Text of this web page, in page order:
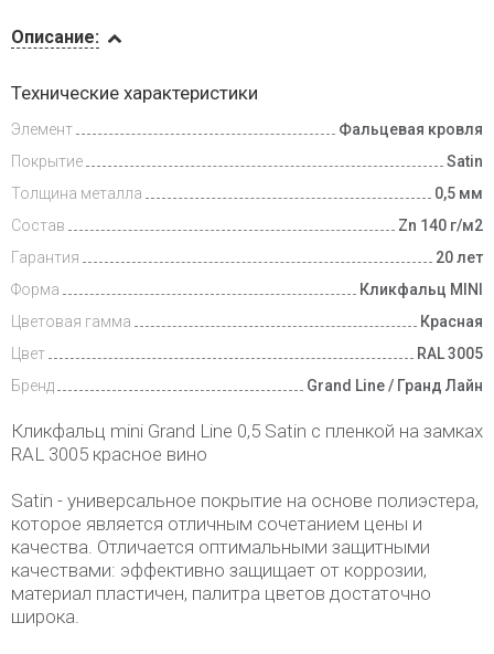
и оплата
Описание:
Технические характеристики
Элемент
Фальцевая кровля
Покрытие
Satin
Толщина металла
0,5 мм
Состав
Zn 140 г/м2
Гарантия
20 лет
Форма
Кликфальц MINI
Цветовая гамма
Красная
Цвет
RAL 3005
Бренд
Grand Line / Гранд Лайн
Кликфальц mini Grand Line 0,5 Satin с пленкой на замках
RAL 3005 красное вино
Satin - универсальное покрытие на основе полиэстера,
которое является отличным сочетанием цены и
качества. Отличается оптимальными защитными
качествами: эффективно защищает от коррозии,
материал пластичен, палитра цветов достаточно
широка.